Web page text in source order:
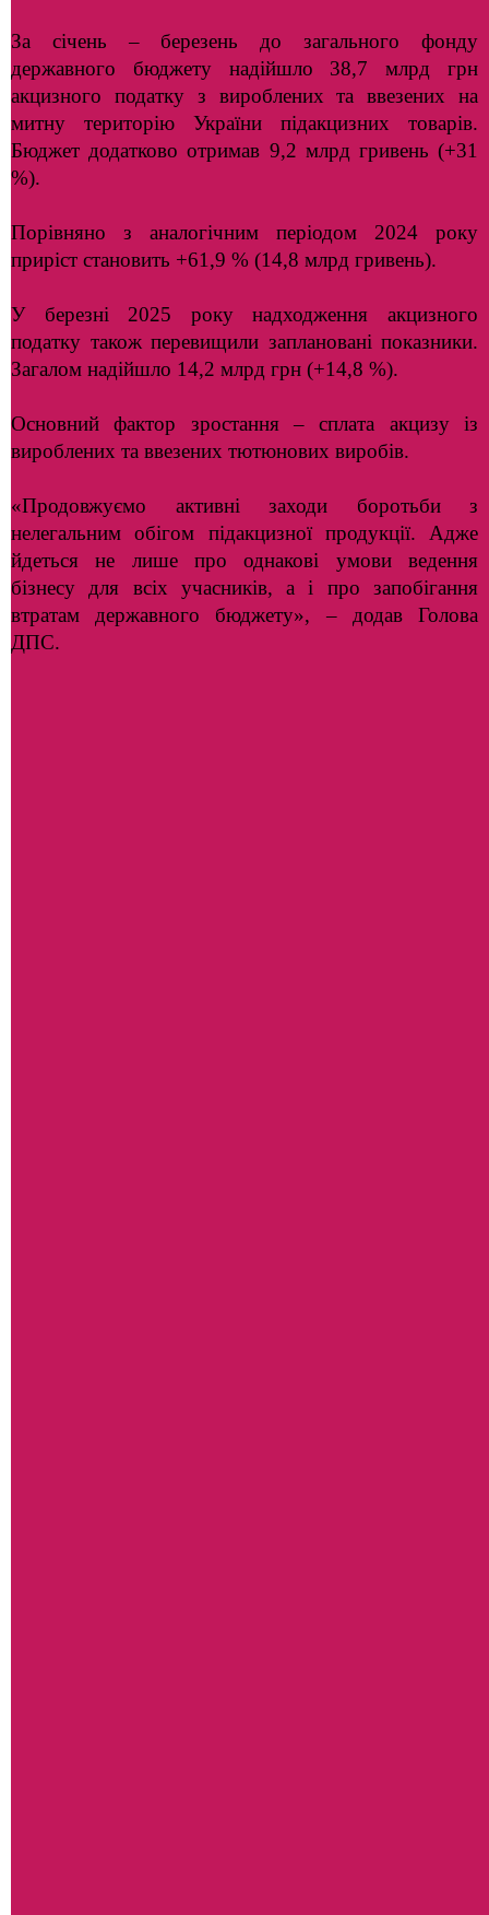
За січень – березень до загального фонду
державного бюджету надійшло 38,7 млрд грн
акцизного податку з вироблених та ввезених на
митну територію України підакцизних товарів.
Бюджет додатково отримав 9,2 млрд гривень (+31
%).
Порівняно з аналогічним періодом 2024 року
приріст становить +61,9 % (14,8 млрд гривень).
У березні 2025 року надходження акцизного
податку також перевищили заплановані показники.
Загалом надійшло 14,2 млрд грн (+14,8 %).
Основний фактор зростання – сплата акцизу із
вироблених та ввезених тютюнових виробів.
«Продовжуємо активні заходи боротьби з
нелегальним обігом підакцизної продукції. Адже
йдеться не лише про однакові умови ведення
бізнесу для всіх учасників, а і про запобігання
втратам державного бюджету», – додав Голова
ДПС.